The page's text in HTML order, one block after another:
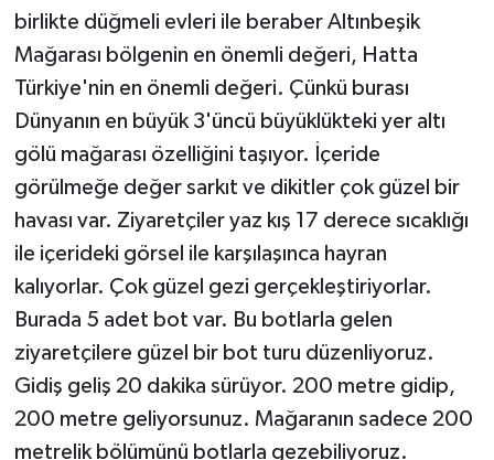
birlikte düğmeli evleri ile beraber Altınbeşik
Mağarası bölgenin en önemli değeri, Hatta
Türkiye'nin en önemli değeri. Çünkü burası
Dünyanın en büyük 3'üncü büyüklükteki yer altı
gölü mağarası özelliğini taşıyor. İçeride
görülmeğe değer sarkıt ve dikitler çok güzel bir
havası var. Ziyaretçiler yaz kış 17 derece sıcaklığı
ile içerideki görsel ile karşılaşınca hayran
kalıyorlar. Çok güzel gezi gerçekleştiriyorlar.
Burada 5 adet bot var. Bu botlarla gelen
ziyaretçilere güzel bir bot turu düzenliyoruz.
Gidiş geliş 20 dakika sürüyor. 200 metre gidip,
200 metre geliyorsunuz. Mağaranın sadece 200
metrelik bölümünü botlarla gezebiliyoruz.